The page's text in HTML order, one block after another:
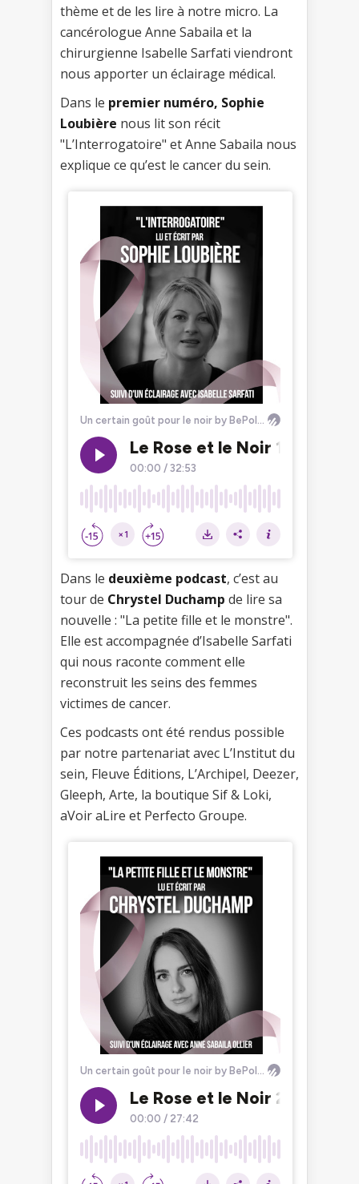
thème et de les lire à notre micro. La
cancérologue Anne Sabaila et la
chirurgienne Isabelle Sarfati viendront
nous apporter un éclairage médical.
Dans le premier numéro, Sophie
Loubière nous lit son récit
"L’Interrogatoire" et Anne Sabaila nous
explique ce qu’est le cancer du sein.
Dans le deuxième podcast, c’est au
tour de Chrystel Duchamp de lire sa
nouvelle : "La petite fille et le monstre".
Elle est accompagnée d’Isabelle Sarfati
qui nous raconte comment elle
reconstruit les seins des femmes
victimes de cancer.
Ces podcasts ont été rendus possible
par notre partenariat avec L’Institut du
sein, Fleuve Éditions, L’Archipel, Deezer,
Gleeph, Arte, la boutique Sif & Loki,
aVoir aLire et Perfecto Groupe.